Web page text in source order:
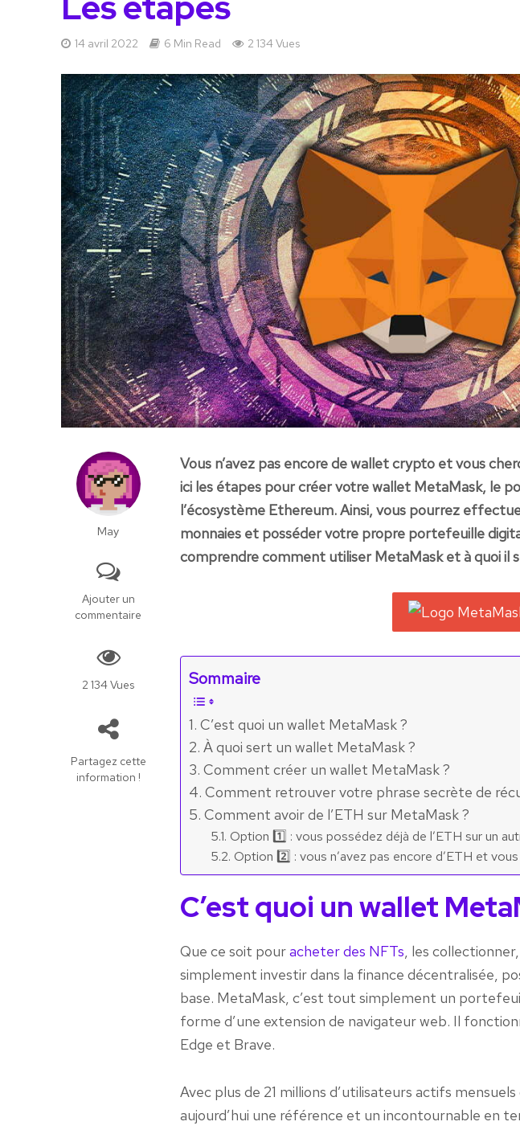
14 avril 2022 6 Min Read 2 134 Vues
May
Ajouter un
commentaire
2 134 Vues
Partagez cette
information !
Vous n’avez pas encore de wallet crypto et vous
ici les étapes pour créer votre wallet MetaMask, le
l’écosystème Ethereum. Ainsi, vous pourrez
monnaies et posséder votre propre portefeuille
comprendre comment utiliser MetaMask et à quoi il
Sommaire
C’est quoi un wallet MetaMask ?
À quoi sert un wallet MetaMask ?
Comment créer un wallet MetaMask ?
Comment retrouver votre phrase secrète de
Comment avoir de l’ETH sur MetaMask ?
Option 1️⃣ : vous possédez déjà de l’ETH sur un
Option 2️⃣ : vous n’avez pas encore d’ETH et
C’est quoi un wallet
Que ce soit pouracheter des NFTs, les
simplement investir dans la finance décentralisée,
base. MetaMask, c’est tout simplement un
forme d’une extension de navigateur web. Il
Edge et Brave.
Avec plus de 21 millions d’utilisateurs actifs
aujourd’hui une référence et un incontournable en